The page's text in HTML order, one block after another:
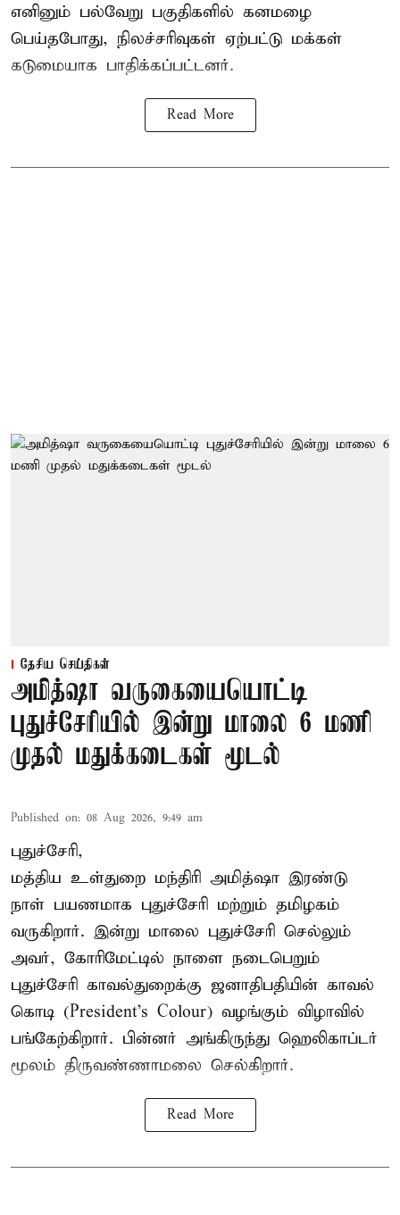
எனினும் பல்வேறு பகுதிகளில் கனமழை
பெய்தபோது, நிலச்சரிவுகள் ஏற்பட்டு மக்கள்
கடுமையாக பாதிக்கப்பட்டனர்.
Read More
தேசிய செய்திகள்
அமித்ஷா வருகையையொட்டி
புதுச்சேரியில் இன்று மாலை 6 மணி
முதல் மதுக்கடைகள் மூடல்
Published on: 08 Aug 2026, 9:49 am
புதுச்சேரி,
மத்திய உள்துறை மந்திரி அமித்ஷா இரண்டு
நாள் பயணமாக புதுச்சேரி மற்றும் தமிழகம்
வருகிறார். இன்று மாலை புதுச்சேரி செல்லும்
அவர், கோரிமேட்டில் நாளை நடைபெறும்
புதுச்சேரி காவல்துறைக்கு ஜனாதிபதியின் காவல்
கொடி (President's Colour) வழங்கும் விழாவில்
பங்கேற்கிறார். பின்னர் அங்கிருந்து ஹெலிகாப்டர்
மூலம் திருவண்ணாமலை செல்கிறார்.
Read More